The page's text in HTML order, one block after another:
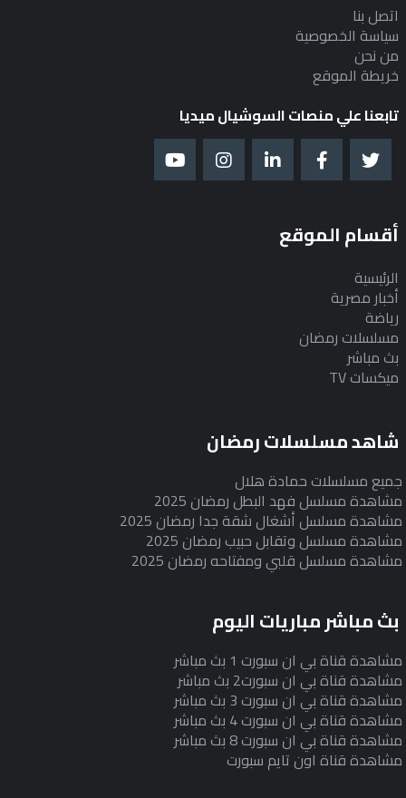
اتصل بنا
سياسة الخصوصية
من نحن
خريطة الموقع
تابعنا علي منصات السوشيال ميديا
أقسام الموقع
الرئيسية
أخبار مصرية
رياضة
مسلسلات رمضان
بث مباشر
ميكسات TV
شاهد مسلسلات رمضان
جميع مسلسلات حمادة هلال
مشاهدة مسلسل فهد البطل رمضان 2025
مشاهدة مسلسل أشغال شقة جدا رمضان 2025
مشاهدة مسلسل وتقابل حبيب رمضان 2025
مشاهدة مسلسل قلبي ومفتاحه رمضان 2025
بث مباشر مباريات اليوم
مشاهدة قناة بي ان سبورت 1 بث مباشر
مشاهدة قناة بي ان سبورت2 بث مباشر
مشاهدة قناة بي ان سبورت 3 بث مباشر
مشاهدة قناة بي ان سبورت 4 بث مباشر
مشاهدة قناة بي ان سبورت 8 بث مباشر
مشاهدة قناة اون تايم سبورت